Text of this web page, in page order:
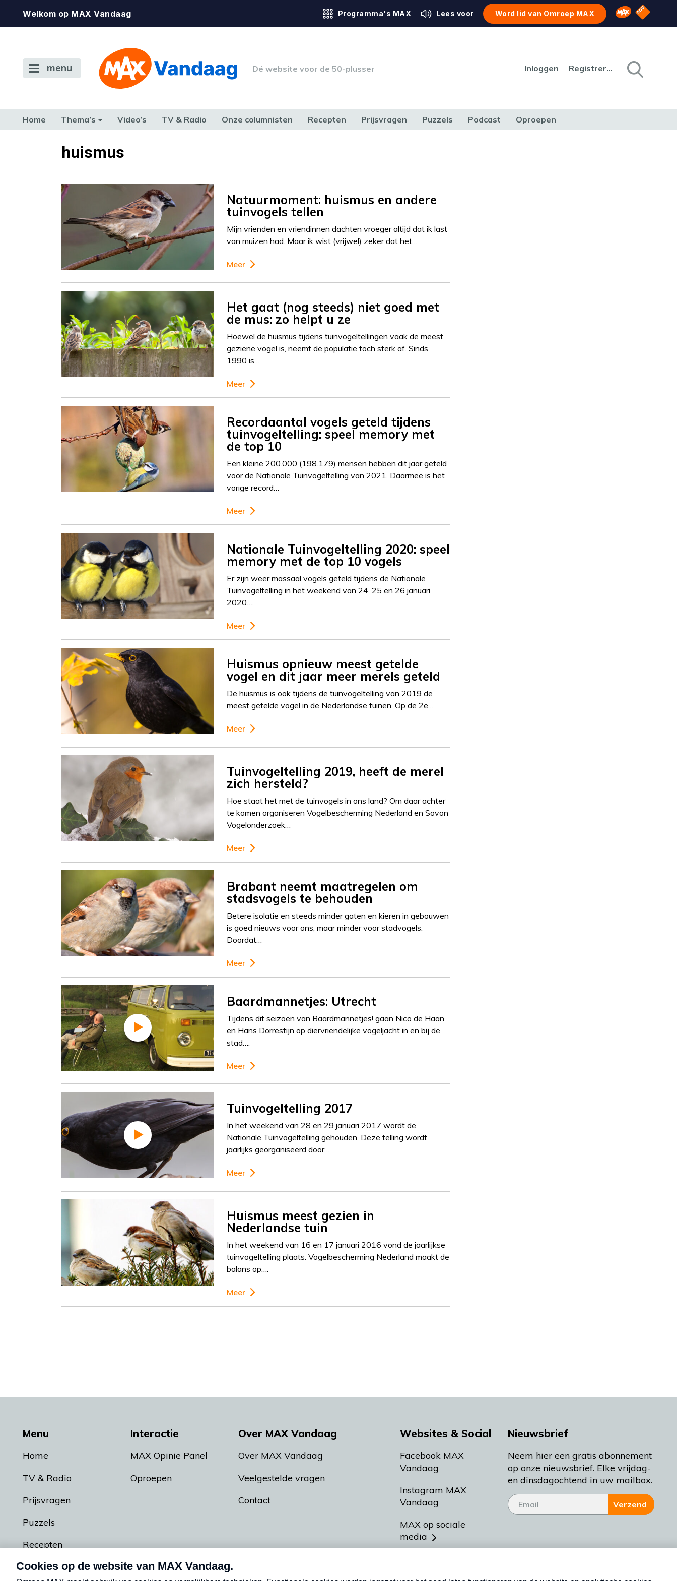
Welkom op MAX Vandaag Programma's MAX Lees voor Word lid van Omroep MAX Omroep MAX
NPO
menu Dé website voor de 50-plusser Inloggen Registreren
Home Thema’s Video’s TV & Radio Onze columnisten Recepten Prijsvragen Puzzels Podcast Oproepen
TERUG NAAR TOENhuismus
Natuurmoment: huismus en andere
tuinvogels tellen
Mijn vrienden en vriendinnen dachten vroeger altijd dat ik last
van muizen had. Maar ik wist (vrijwel) zeker dat het…
Meer
Het gaat (nog steeds) niet goed met
de mus: zo helpt u ze
Hoewel de huismus tijdens tuinvogeltellingen vaak de meest
geziene vogel is, neemt de populatie toch sterk af. Sinds
1990 is…
Meer
Recordaantal vogels geteld tijdens
tuinvogeltelling: speel memory met
de top 10
Een kleine 200.000 (198.179) mensen hebben dit jaar geteld
voor de Nationale Tuinvogeltelling van 2021. Daarmee is het
vorige record…
Meer
Nationale Tuinvogeltelling 2020: speel
memory met de top 10 vogels
Er zijn weer massaal vogels geteld tijdens de Nationale
Tuinvogeltelling in het weekend van 24, 25 en 26 januari
2020….
Meer
Huismus opnieuw meest getelde
vogel en dit jaar meer merels geteld
De huismus is ook tijdens de tuinvogeltelling van 2019 de
meest getelde vogel in de Nederlandse tuinen. Op de 2e…
Meer
Tuinvogeltelling 2019, heeft de merel
zich hersteld?
Hoe staat het met de tuinvogels in ons land? Om daar achter
te komen organiseren Vogelbescherming Nederland en Sovon
Vogelonderzoek…
Meer
Brabant neemt maatregelen om
stadsvogels te behouden
Betere isolatie en steeds minder gaten en kieren in gebouwen
is goed nieuws voor ons, maar minder voor stadvogels.
Doordat…
Meer
Baardmannetjes: Utrecht
Tijdens dit seizoen van Baardmannetjes! gaan Nico de Haan
en Hans Dorrestijn op diervriendelijke vogeljacht in en bij de
stad….
Meer
Tuinvogeltelling 2017
In het weekend van 28 en 29 januari 2017 wordt de
Nationale Tuinvogeltelling gehouden. Deze telling wordt
jaarlijks georganiseerd door…
Meer
Huismus meest gezien in
Nederlandse tuin
In het weekend van 16 en 17 januari 2016 vond de jaarlijkse
tuinvogeltelling plaats. Vogelbescherming Nederland maakt de
balans op….
Meer
Menu
Home
TV & Radio
Prijsvragen
Puzzels
Recepten
Podcasts
Interactie
MAX Opinie Panel
Oproepen
Over MAX Vandaag
Over MAX Vandaag
Veelgestelde vragen
Contact
Websites & Social
Facebook MAX
Vandaag
Instagram MAX
Vandaag
MAX op sociale
media
Nieuwsbrief
Neem hier een gratis abonnement
op onze nieuwsbrief. Elke vrijdag-
en dinsdagochtend in uw mailbox.
Verzend